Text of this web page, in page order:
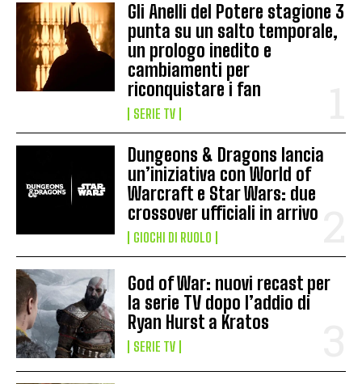
Gli Anelli del Potere stagione 3
punta su un salto temporale,
un prologo inedito e
cambiamenti per
riconquistare i fan
SERIE TV
Dungeons & Dragons lancia
un’iniziativa con World of
Warcraft e Star Wars: due
crossover ufficiali in arrivo
GIOCHI DI RUOLO
God of War: nuovi recast per
la serie TV dopo l’addio di
Ryan Hurst a Kratos
SERIE TV